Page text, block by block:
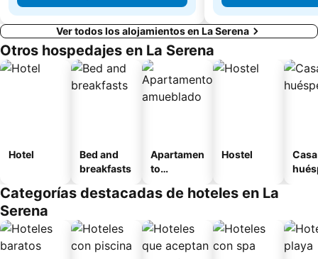
Ver todos los alojamientos en La Serena
Otros hospedajes en La Serena
Hotel
Bed and
breakfasts
Apartamen
to
o
Hostel
Categorías destacadas de hoteles en La
Serena